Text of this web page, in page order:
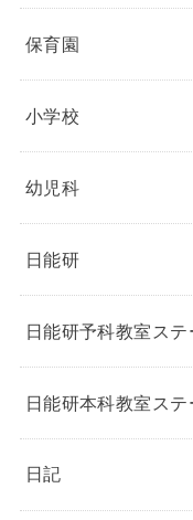
保育園
小学校
幼児科
日能研
日能研予科教室ステ
日能研本科教室ス
日記